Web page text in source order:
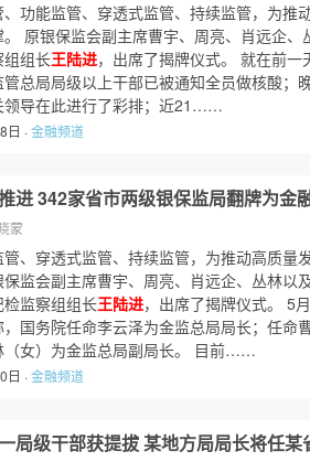
功能监管、穿透式监管、持续监管，为推
原银保监会副主席曹宇、周亮、肖远企、
组长王陆进，出席了揭牌仪式。 就在前一
管总局局级以上干部已被通知全员做核酸；
领导在此进行了彩排；近21……
日 ·金融频道
进 342家省市两级银保监局翻牌为金
蒙
、穿透式监管、持续监管，为推动高质量
监会副主席曹宇、周亮、肖远企、丛林以
监察组组长王陆进，出席了揭牌仪式。 5
国务院任命李云泽为金监总局局长；任命
（女）为金监总局副局长。 目前……
日 ·金融频道
局级干部获提拔 某地方局局长将任某